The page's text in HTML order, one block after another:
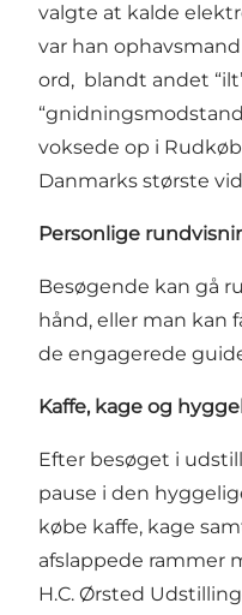
valgte at kalde
var han
ord, blandt andet
voksede op i
Danmarks største
Personlige
Besøgende kan gå
hånd, eller man kan
de engagerede
Kaffe, kage og
Efter besøget i
pause i den
købe kaffe, kage
afslappede rammer
H.C. Ørsted